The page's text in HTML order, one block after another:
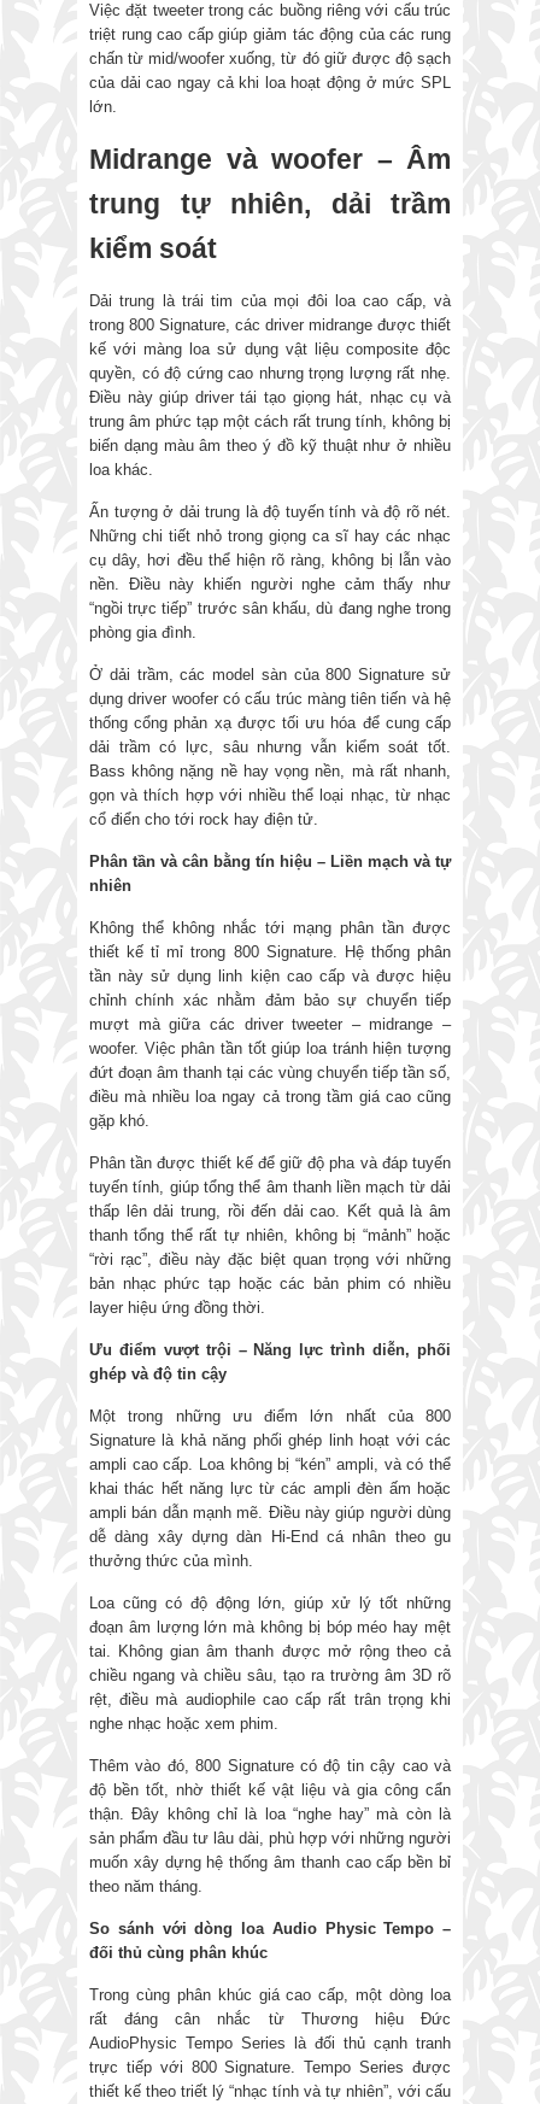
Việc đặt tweeter trong các buồng riêng với cấu trúc
triệt rung cao cấp giúp giảm tác động của các rung
chấn từ mid/woofer xuống, từ đó giữ được độ sạch
của dải cao ngay cả khi loa hoạt động ở mức SPL
lớn.
Midrange và woofer – Âm
trung tự nhiên, dải trầm
kiểm soát
Dải trung là trái tim của mọi đôi loa cao cấp, và
trong 800 Signature, các driver midrange được thiết
kế với màng loa sử dụng vật liệu composite độc
quyền, có độ cứng cao nhưng trọng lượng rất nhẹ.
Điều này giúp driver tái tạo giọng hát, nhạc cụ và
trung âm phức tạp một cách rất trung tính, không bị
biến dạng màu âm theo ý đồ kỹ thuật như ở nhiều
loa khác.
Ấn tượng ở dải trung là độ tuyến tính và độ rõ nét.
Những chi tiết nhỏ trong giọng ca sĩ hay các nhạc
cụ dây, hơi đều thể hiện rõ ràng, không bị lẫn vào
nền. Điều này khiến người nghe cảm thấy như
“ngồi trực tiếp” trước sân khấu, dù đang nghe trong
phòng gia đình.
Ở dải trầm, các model sàn của 800 Signature sử
dụng driver woofer có cấu trúc màng tiên tiến và hệ
thống cổng phản xạ được tối ưu hóa để cung cấp
dải trầm có lực, sâu nhưng vẫn kiểm soát tốt.
Bass không nặng nề hay vọng nền, mà rất nhanh,
gọn và thích hợp với nhiều thể loại nhạc, từ nhạc
cổ điển cho tới rock hay điện tử.
Phân tần và cân bằng tín hiệu – Liền mạch và tự
nhiên
Không thể không nhắc tới mạng phân tần được
thiết kế tỉ mỉ trong 800 Signature. Hệ thống phân
tần này sử dụng linh kiện cao cấp và được hiệu
chỉnh chính xác nhằm đảm bảo sự chuyển tiếp
mượt mà giữa các driver tweeter – midrange –
woofer. Việc phân tần tốt giúp loa tránh hiện tượng
đứt đoạn âm thanh tại các vùng chuyển tiếp tần số,
điều mà nhiều loa ngay cả trong tầm giá cao cũng
gặp khó.
Phân tần được thiết kế để giữ độ pha và đáp tuyến
tuyến tính, giúp tổng thể âm thanh liền mạch từ dải
thấp lên dải trung, rồi đến dải cao. Kết quả là âm
thanh tổng thể rất tự nhiên, không bị “mảnh” hoặc
“rời rạc”, điều này đặc biệt quan trọng với những
bản nhạc phức tạp hoặc các bản phim có nhiều
layer hiệu ứng đồng thời.
Ưu điểm vượt trội – Năng lực trình diễn, phối
ghép và độ tin cậy
Một trong những ưu điểm lớn nhất của 800
Signature là khả năng phối ghép linh hoạt với các
ampli cao cấp. Loa không bị “kén” ampli, và có thể
khai thác hết năng lực từ các ampli đèn ấm hoặc
ampli bán dẫn mạnh mẽ. Điều này giúp người dùng
dễ dàng xây dựng dàn Hi-End cá nhân theo gu
thưởng thức của mình.
Loa cũng có độ động lớn, giúp xử lý tốt những
đoạn âm lượng lớn mà không bị bóp méo hay mệt
tai. Không gian âm thanh được mở rộng theo cả
chiều ngang và chiều sâu, tạo ra trường âm 3D rõ
rệt, điều mà audiophile cao cấp rất trân trọng khi
nghe nhạc hoặc xem phim.
Thêm vào đó, 800 Signature có độ tin cậy cao và
độ bền tốt, nhờ thiết kế vật liệu và gia công cẩn
thận. Đây không chỉ là loa “nghe hay” mà còn là
sản phẩm đầu tư lâu dài, phù hợp với những người
muốn xây dựng hệ thống âm thanh cao cấp bền bỉ
theo năm tháng.
So sánh với dòng loa Audio Physic Tempo –
đối thủ cùng phân khúc
Trong cùng phân khúc giá cao cấp, một dòng loa
rất đáng cân nhắc từ Thương hiệu Đức
AudioPhysic Tempo Series là đối thủ cạnh tranh
trực tiếp với 800 Signature. Tempo Series được
thiết kế theo triết lý “nhạc tính và tự nhiên”, với cấu